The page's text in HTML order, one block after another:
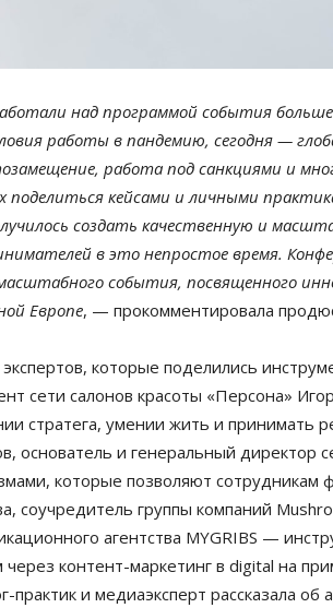
над программой события
работы в пандемию, сегодня —
работа под санкциями и
поделиться кейсами и личными
создать качественную и
в это непростое время.
события, посвященного
Европе, — прокомментировала
которые поделились
сети салонов красоты «Персона»
стратега, умении жить и принимать
основатель и генеральный директор
которые позволяют сотрудникам
соучредитель группы компаний
агентства MYGRIBS —
через контент-маркетинг в digital на
практик и медиаэксперт рассказала